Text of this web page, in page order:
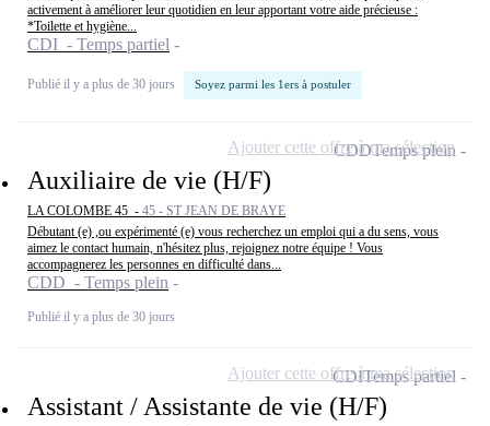
activement à améliorer leur quotidien en leur apportant votre aide précieuse :
*Toilette et hygiène...
CDI - Temps partiel
Publié il y a plus de 30 jours Soyez parmi les 1ers à postuler
Auxiliaire de vie (H/F)
LA COLOMBE 45 - 45 - ST JEAN DE BRAYE
Débutant (e) ,ou expérimenté (e) vous recherchez un emploi qui a du sens, vous
aimez le contact humain, n'hésitez plus, rejoignez notre équipe ! Vous
accompagnerez les personnes en difficulté dans...
CDD - Temps plein
Publié il y a plus de 30 jours
CDDTemps plein
Ajouter cette offre à ma sélection
Assistant / Assistante de vie (H/F)
CDITemps partiel
Ajouter cette offre à ma sélection